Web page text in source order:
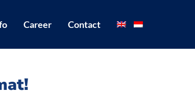
Career Contact